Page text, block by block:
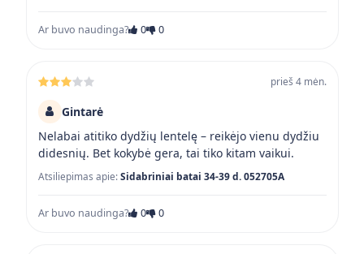
Ar buvo naudinga? 0 0
prieš 4 mėn.
Gintarė
Nelabai atitiko dydžių lentelę – reikėjo vienu dydžiu
didesnių. Bet kokybė gera, tai tiko kitam vaikui.
Atsiliepimas apie:Sidabriniai batai 34-39 d. 052705A
Ar buvo naudinga? 0 0